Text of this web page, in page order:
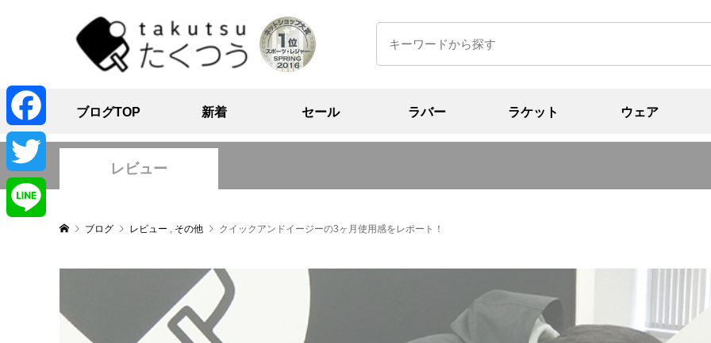
ブログTOP 新着 セール ラバー ラケット ウェア
レビュー
ブログ レビュー , その他 クイックアンドイージーの3ヶ月使用感をレポート！
Facebook
Twitter